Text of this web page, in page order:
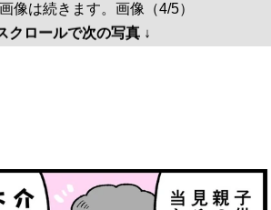
像は続きます。画像（4/5）
クロールで次の写真 ↓